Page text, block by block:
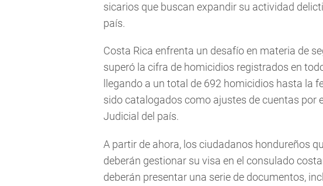
sicarios que buscan expandir su actividad
país.
Costa Rica enfrenta un desafío en materia de
superó la cifra de homicidios registrados en
llegando a un total de 692 homicidios hasta la
sido catalogados como ajustes de cuentas por
Judicial del país.
A partir de ahora, los ciudadanos hondureños
deberán gestionar su visa en el consulado
deberán presentar una serie de documentos,